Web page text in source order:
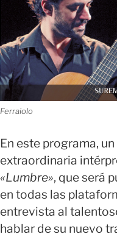
Ferraiolo
En este programa,
extraordinaria
«Lumbre», que será
en todas las
entrevista al
hablar de su nuevo